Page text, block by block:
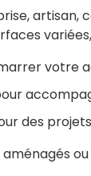
votre
des